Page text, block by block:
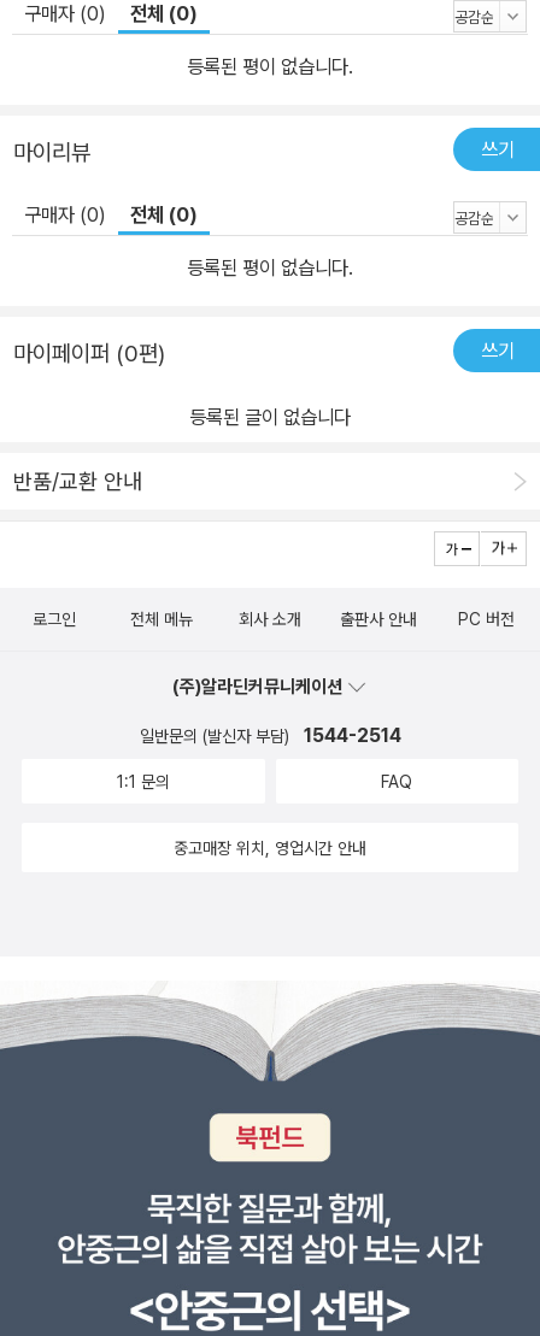
구매자 (0) 전체 (0)
등록된 평이 없습니다.
마이리뷰 쓰기
구매자 (0) 전체 (0)
등록된 평이 없습니다.
마이페이퍼 (0편) 쓰기
등록된 글이 없습니다
반품/교환 안내
로그인 전체 메뉴 회사 소개 출판사 안내 PC 버전
(주)알라딘커뮤니케이션
일반문의 (발신자 부담) 1544-2514
1:1 문의 FAQ
중고매장 위치, 영업시간 안내